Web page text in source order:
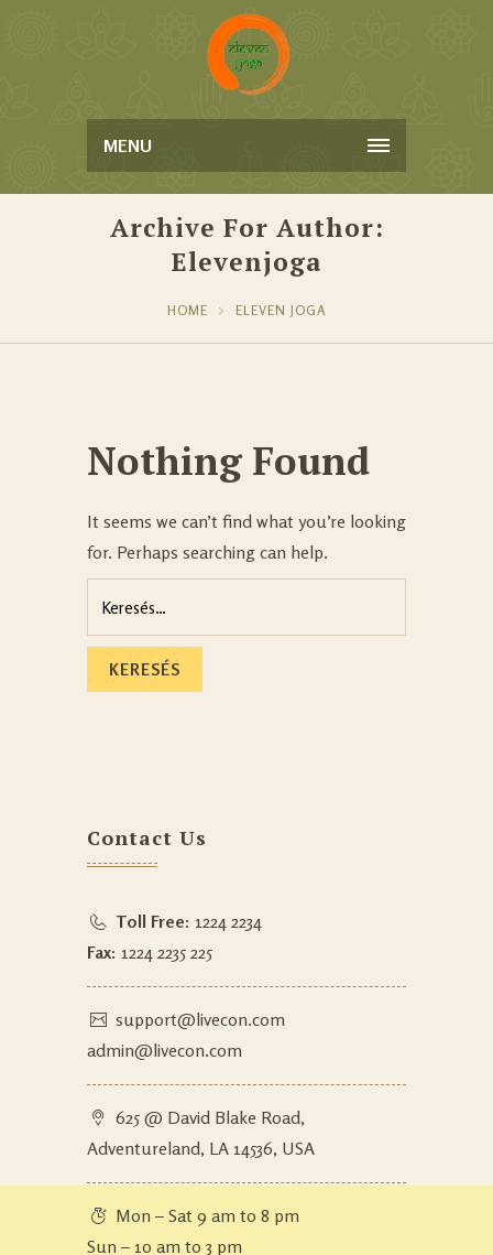
MENU
Archive For Author:
Elevenjoga
HOME ELEVEN JOGA
Nothing Found
It seems we can’t find what you’re looking
for. Perhaps searching can help.
Contact Us
Toll Free: 1224 2234
Fax: 1224 2235 225
support@livecon.com
admin@livecon.com
625 @ David Blake Road,
Adventureland, LA 14536, USA
Mon – Sat 9 am to 8 pm
Sun – 10 am to 3 pm